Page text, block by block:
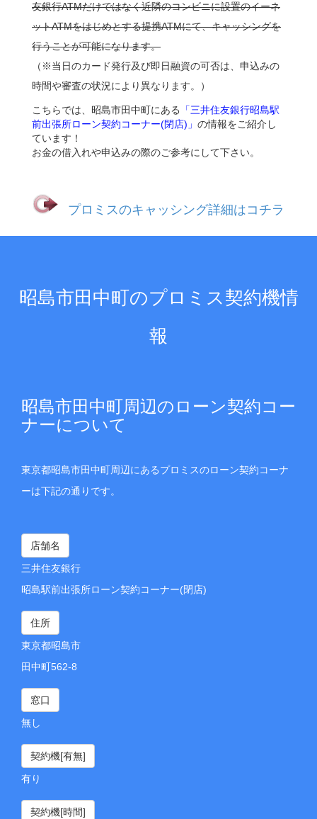
友銀行ATMだけではなく近隣のコンビニに設置のイーネ
ットATMをはじめとする提携ATMにて、キャッシングを
行うことが可能になります。
（※当日のカード発行及び即日融資の可否は、申込みの
時間や審査の状況により異なります。）
こちらでは、昭島市田中町にある
「三井住友銀行昭島駅
前出張所ローン契約コーナー(閉店)」 の情報をご紹介し
ています！
お金の借入れや申込みの際のご参考にして下さい。
プロミスのキャッシング詳細はコチラ
昭島市田中町のプロミス契約機情
報
昭島市田中町周辺のローン契約コー
ナーについて
東京都昭島市田中町周辺にあるプロミスのローン契約コーナ
ーは下記の通りです。
店舗名
三井住友銀行
昭島駅前出張所ローン契約コーナー(閉店)
住所
東京都昭島市
田中町562-8
窓口
無し
契約機[有無]
有り
契約機[時間]